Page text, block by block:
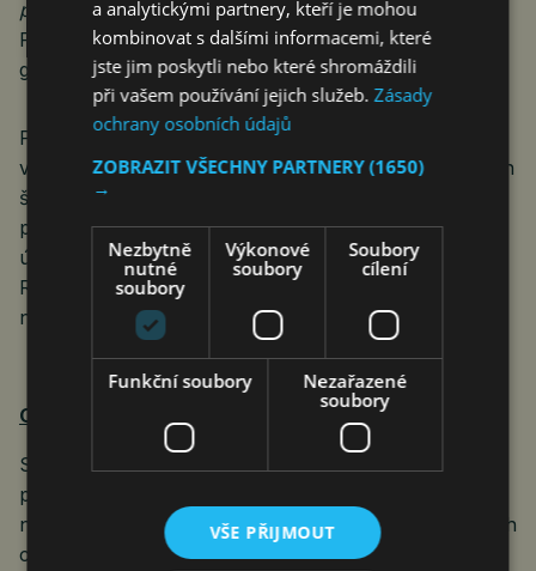
posouvá,“uzavíráAntonín Jančařík , děkan
Pedagogické fakulty Univerzity Karlovy a odborný
garant soutěže Nachytej AI.
Průzkum společností EDU-AI a Samsung probíhal
v květnu 2026 mezi vyučujícími základních a středních
škol v České republice. Doplňkovými zdroji dat byly
projekty soutěže Nachytej AI a zpětná vazba
účastníků školních workshopů Samsung Galaxy AI
Roadshow. Soubor s průzkumem si můžete stáhnout
níž.
O společnosti Samsung Electronics Co., Ltd.
Samsung inspiruje svět a tvoří budoucnost svými
převratnými myšlenkami a technologiemi. Společnost
nově definuje svět televizorů, smartphonů, nositelných
chytrých zařízení, tabletů, digitálních spotřebičů,
a analytickými partnery, kteří je mohou
kombinovat s dalšími informacemi, které
jste jim poskytli nebo které shromáždili
při vašem používání jejich služeb.Zásady
ochrany osobních údajů
ZOBRAZIT VŠECHNY PARTNERY(1650)
→
Nezbytně
nutné
soubory
Výkonové
soubory
Soubory
cílení
Funkční soubory
Nezařazené
soubory
VŠE PŘIJMOUT